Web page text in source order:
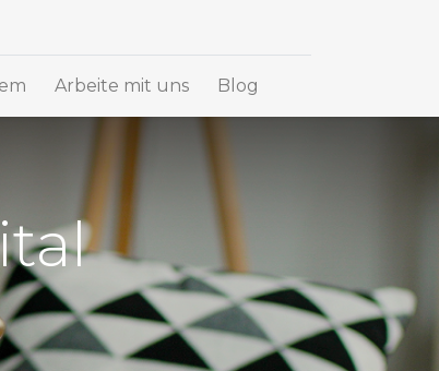
Arbeite mit uns Blog